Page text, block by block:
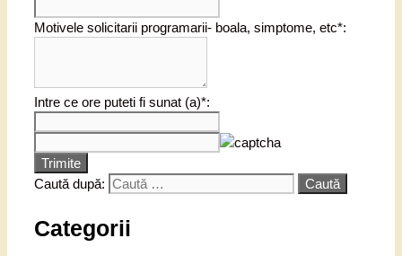
Motivele solicitarii programarii- boala, simptome, etc*:
Intre ce ore puteti fi sunat (a)*:
Trimite
Caută după:
Categorii